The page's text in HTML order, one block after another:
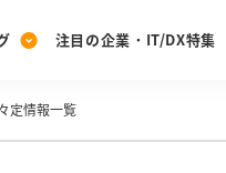
[27卒] 本選考体験記投稿
注目の企業・IT/DX特集
定情報一覧